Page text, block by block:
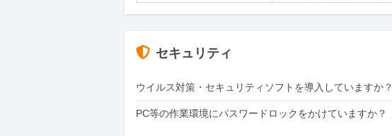
セキュリティ
ウイルス対策・セキュリティソフトを導入していますか？
PC等の作業環境にパスワードロックをかけていますか？